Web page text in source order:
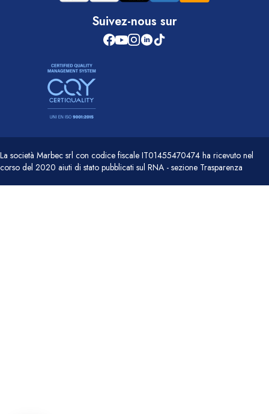
Suivez-nous sur
La società Marbec srl con codice fiscale IT01455470474 ha ricevuto nel
corso del 2020 aiuti di stato pubblicati sul RNA - sezione Trasparenza